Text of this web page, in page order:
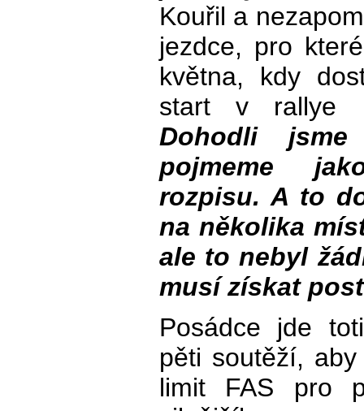
Kouřil a
jezdce, pro
května, kdy
start v
Dohodli
pojmeme
rozpisu. A to
na několika
ale to nebyl
musí získat
Posádce jde
pěti soutěží,
limit FAS pro